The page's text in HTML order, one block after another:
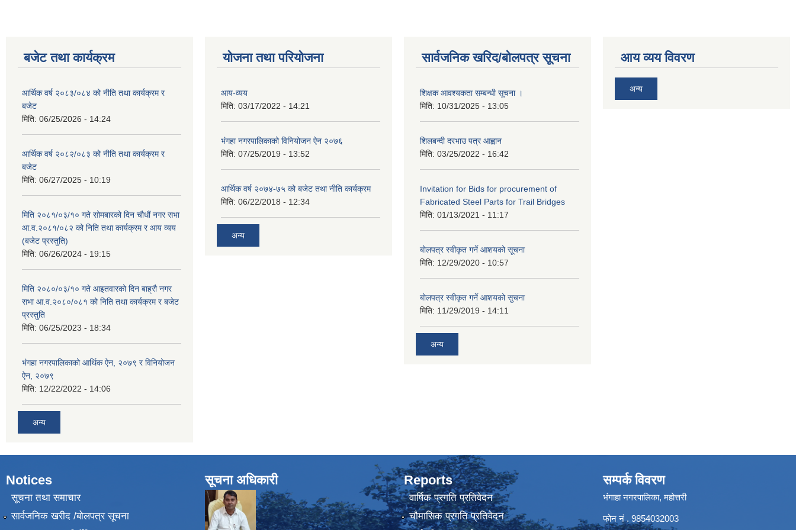
बजेट तथा कार्यक्रम
आर्थिक वर्ष २०८३/०८४ को नीति तथा कार्यक्रम र
बजेट
मिति: 06/25/2026 - 14:24
आर्थिक वर्ष २०८२/०८३ को नीति तथा कार्यक्रम र
बजेट
मिति: 06/27/2025 - 10:19
मिति २०८१/०३/१० गते सोमबारको दिन चौधौं नगर सभा
आ.व.२०८१/०८२ को निति तथा कार्यक्रम र आय व्यय
(बजेट प्रस्तुति)
मिति: 06/26/2024 - 19:15
मिति २०८०/०३/१० गते आइतवारको दिन बाह्रौ नगर
सभा आ.व.२०८०/०८१ को निति तथा कार्यक्रम र बजेट
प्रस्तुति
मिति: 06/25/2023 - 18:34
भंगहा नगरपालिकाको आर्थिक ऐन, २०७९ र विनियोजन
ऐन, २०७९
मिति: 12/22/2022 - 14:06
अन्य
योजना तथा परियोजना
आय-व्यय
मिति: 03/17/2022 - 14:21
भंगहा नगरपालिकाको विनियोजन ऐन २०७६
मिति: 07/25/2019 - 13:52
आर्थिक वर्ष २०७४-७५ को बजेट तथा नीति कार्यक्रम
मिति: 06/22/2018 - 12:34
अन्य
सार्वजनिक खरिद/बोलपत्र सूचना
शिक्षक आवश्यकता सम्बन्धी सूचना ।
मिति: 10/31/2025 - 13:05
शिलबन्दी दरभाउ पत्र आह्वान
मिति: 03/25/2022 - 16:42
Invitation for Bids for procurement of
Fabricated Steel Parts for Trail Bridges
मिति: 01/13/2021 - 11:17
बोलपत्र स्वीकृत गर्ने आशयको सूचना
मिति: 12/29/2020 - 10:57
बोलपत्र स्वीकृत गर्ने आशयको सुचना
मिति: 11/29/2019 - 14:11
अन्य
आय व्यय विवरण
अन्य
Notices
सूचना तथा समाचार
सार्वजनिक खरीद /बोलपत्र सूचना
सूचना अधिकारी Reports
वार्षिक प्रगति प्रतिवेदन
चौमासिक प्रगति प्रतिवेदन
सम्पर्क विवरण
भंगाहा नगरपालिका, महोत्तरी
फोन नं . 9854032003